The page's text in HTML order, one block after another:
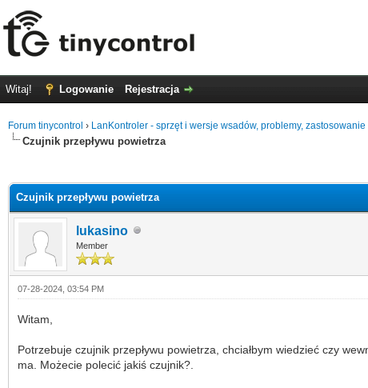
Witaj! Logowanie Rejestracja
Forum tinycontrol › LanKontroler - sprzęt i wersje wsadów, problemy, zastosowanie
Czujnik przepływu powietrza
Czujnik przepływu powietrza
lukasino
Member
07-28-2024, 03:54 PM
Witam,
Potrzebuje czujnik przepływu powietrza, chciałbym wiedzieć czy
ma. Możecie polecić jakiś czujnik?.